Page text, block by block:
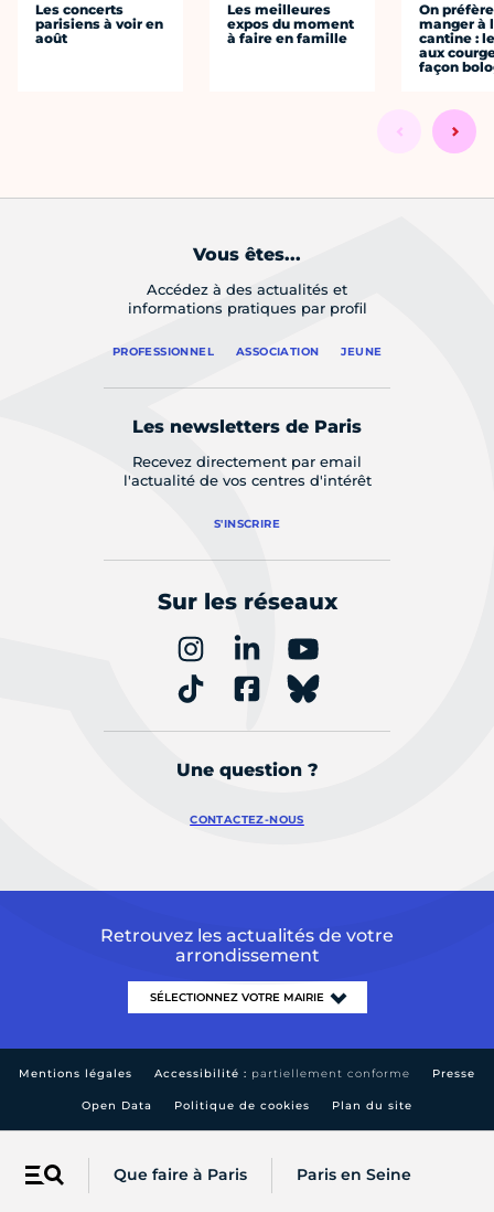
Menu Que faire à Paris Paris en Seine
Les concerts
parisiens à voir en
août
Les meilleures
expos du moment
à faire en famille
On préfère
manger à
cantine :
aux
façon
Vous êtes...
Accédez à des actualités et
informations pratiques par profil
PROFESSIONNEL ASSOCIATION JEUNE
Les newsletters de Paris
Recevez directement par email
l'actualité de vos centres d'intérêt
S'INSCRIRE
Sur les réseaux
Une question ?
CONTACTEZ-NOUS
Retrouvez les actualités de votre
arrondissement
Mentions légales Accessibilité : partiellement conforme Presse
Open Data Politique de cookies Plan du site